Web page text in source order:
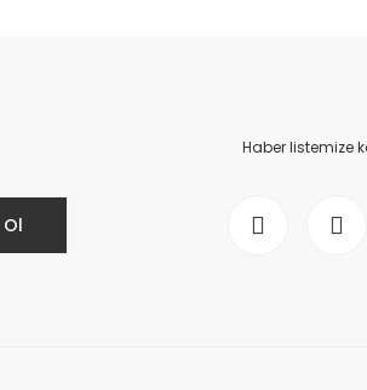
Ol
Haber listemize